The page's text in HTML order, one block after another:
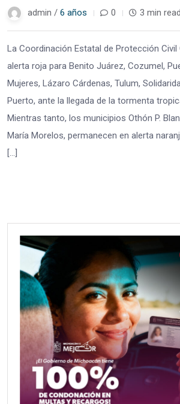
admin / 6 años 0 3 min read
La Coordinación Estatal de Protección Civil
alerta roja para Benito Juárez, Cozumel,
Mujeres, Lázaro Cárdenas, Tulum,
Puerto, ante la llegada de la tormenta
Mientras tanto, los municipios Othón P.
María Morelos, permanecen en alerta
[…]